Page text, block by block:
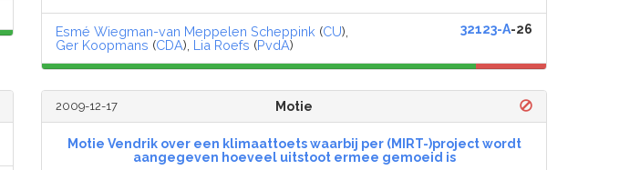
Esmé Wiegman-van Meppelen Scheppink (CU),
Ger Koopmans (CDA), Lia Roefs (PvdA)
32123-A-26
2009-12-17 Motie
Motie Vendrik over een klimaattoets waarbij per (MIRT-)project wordt
aangegeven hoeveel uitstoot ermee gemoeid is